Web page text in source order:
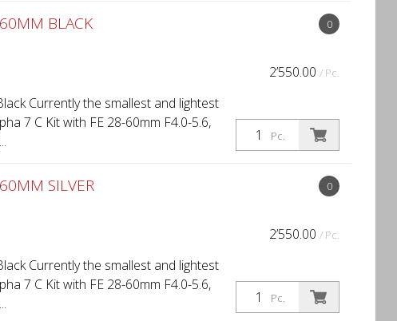
0
2’550.00 / Pc.
Pc.
BLACK
Currently the smallest and lightest
7 C Kit with FE 28-60mm F4.0-5.6,
0
2’550.00 / Pc.
Pc.
SILVER
Currently the smallest and lightest
7 C Kit with FE 28-60mm F4.0-5.6,